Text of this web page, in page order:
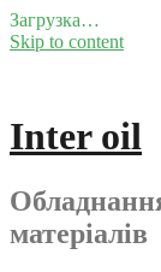
Загрузка…
Skip to content
Inter oil
матеріалів